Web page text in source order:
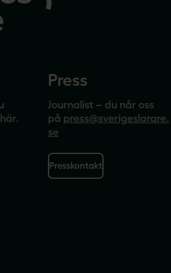
Press
Journalist – du når oss
på press@sverigeslarare.
se
Presskontakt